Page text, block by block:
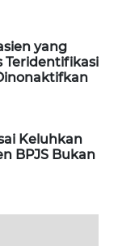
yang
Teridentifikasi
Keluhkan
BPJS Bukan